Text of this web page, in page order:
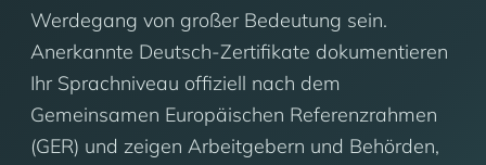
Werdegang von großer Bedeutung sein.
Anerkannte Deutsch-Zertifikate dokumentieren
Ihr Sprachniveau offiziell nach dem
Gemeinsamen Europäischen Referenzrahmen
(GER) und zeigen Arbeitgebern und Behörden,